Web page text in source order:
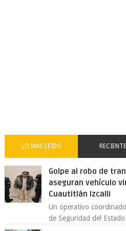
LO MÁS LEÍDO
Golpe al robo de
aseguran vehículo
Cuautitlán Izcalli
Un operativo
de Seguridad del